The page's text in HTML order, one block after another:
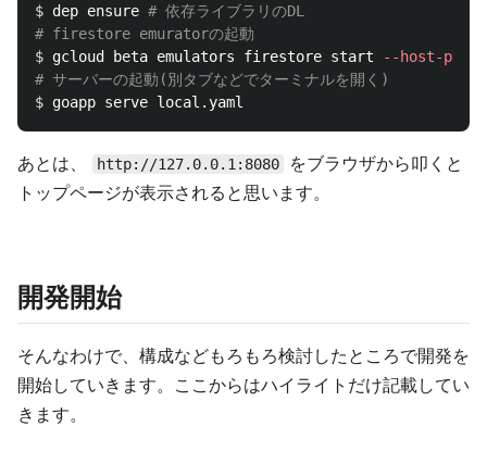
$ dep ensure # 依存ライブラリのDL
# firestore emuratorの起動
$ gcloud beta emulators firestore start --host-port
# サーバーの起動(別タブなどでターミナルを開く)
$
あとは、 http://127.0.0.1:8080
をブラウザから叩くと
トップページが表示されると思います。
開発開始
そんなわけで、構成などもろもろ検討したところで開発を
開始していきます。ここからはハイライトだけ記載してい
きます。